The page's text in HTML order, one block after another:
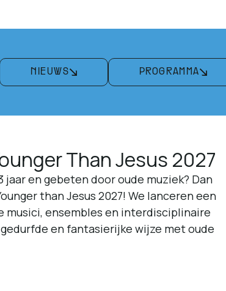
NIEUWS PROGRAMMA
Than Jesus 2027
jaar en gebeten door oude muziek? Dan
than Jesus 2027! We lanceren een
musici, ensembles en interdisciplinaire
en fantasierijke wijze met oude